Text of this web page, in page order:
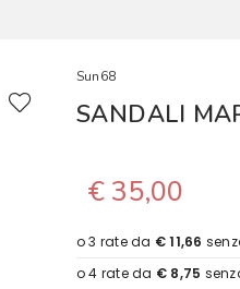
Sun68
SANDALI
€ 35,00